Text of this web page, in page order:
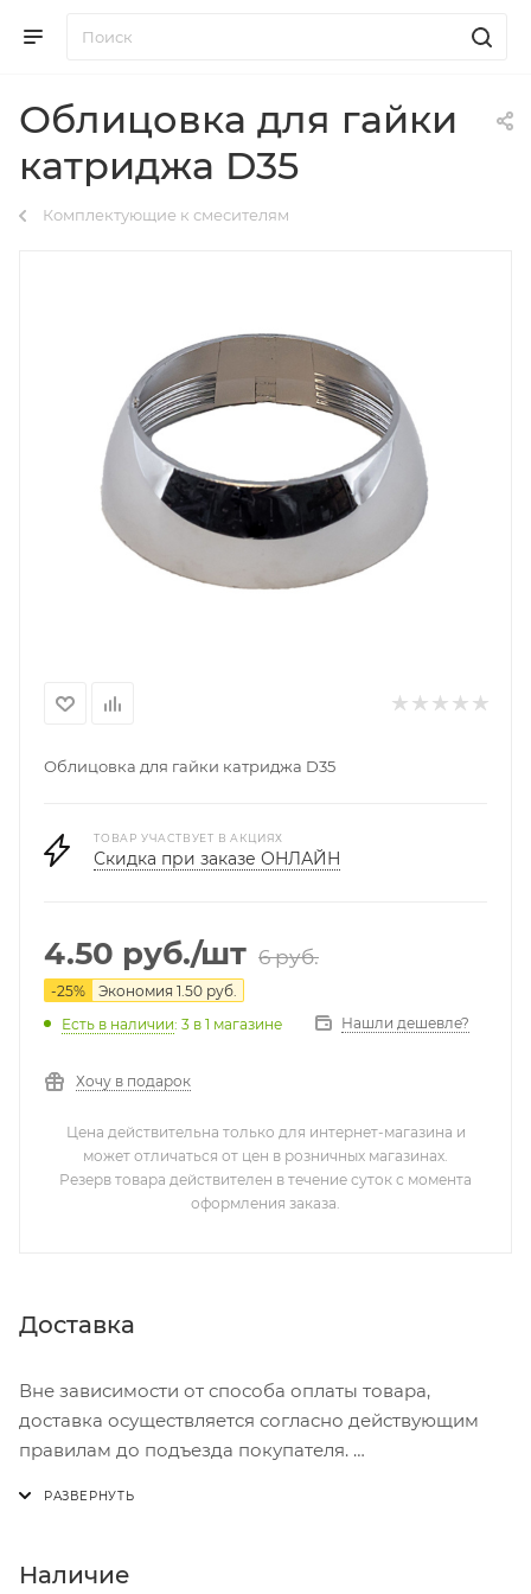
Облицовка для гайки
катриджа D35
Комплектующие к смесителям
Облицовка для гайки катриджа D35
ТОВАР УЧАСТВУЕТ В АКЦИЯХ
Скидка при заказе ОНЛАЙН
4.50 руб./шт 6руб.
-25% Экономия 1.50 руб.
Есть в наличии: 3 в 1 магазине Нашли дешевле?
Хочу в подарок
Цена действительна только для интернет-магазина и
может отличаться от цен в розничных магазинах.
Резерв товара действителен в течение суток с момента
оформления заказа.
Доставка
Вне зависимости от способа оплаты товара,
доставка осуществляется согласно действующим
правилам до подъезда покупателя.
В субботу с 8:00 до 15:00
Наличие